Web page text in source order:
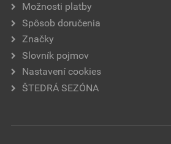
Možnosti platby
Spôsob doručenia
Značky
Slovník pojmov
Nastavení cookies
ŠTEDRÁ SEZÓNA